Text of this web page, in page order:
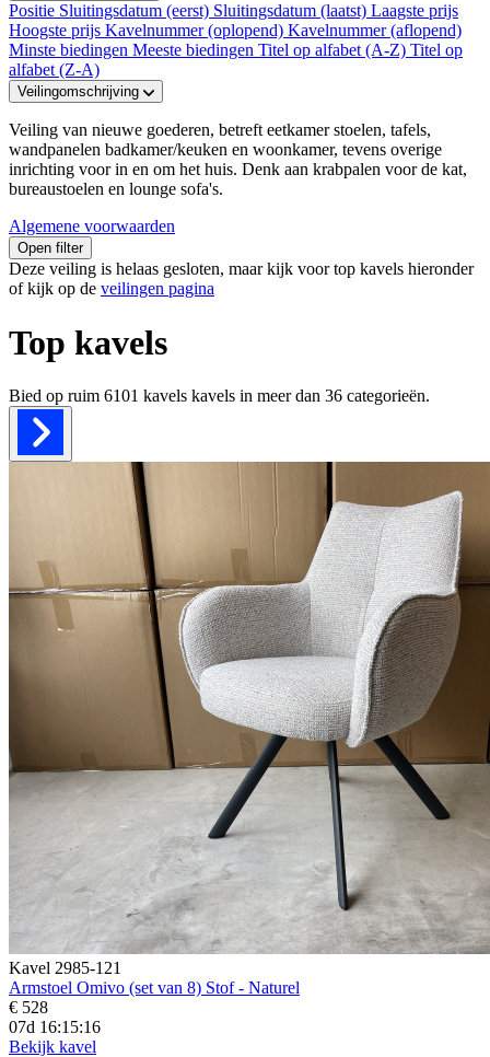
Positie Sluitingsdatum (eerst) Sluitingsdatum (laatst) Laagste prijs
Hoogste prijs Kavelnummer (oplopend) Kavelnummer (aflopend)
Minste biedingen Meeste biedingen Titel op alfabet (A-Z) Titel op
alfabet (Z-A)
Veilingomschrijving
Veiling van nieuwe goederen, betreft eetkamer stoelen, tafels,
wandpanelen badkamer/keuken en woonkamer, tevens overige
inrichting voor in en om het huis. Denk aan krabpalen voor de kat,
bureaustoelen en lounge sofa's.
Algemene voorwaarden
Open filter
Deze veiling is helaas gesloten, maar kijk voor top kavels hieronder
of kijk op de veilingen pagina
Top kavels
Bied op ruim 6101 kavels kavels in meer dan 36 categorieën.
Kavel 2985-121
Armstoel Omivo (set van 8) Stof - Naturel
€ 528
07d 16:15:14
Bekijk kavel